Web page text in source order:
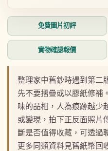
互
動
窗
多
媒
體
檔
案
1
免費圖片初評
實物確認報價
整理家中舊鈔時遇到第二
先不要摺疊或以膠紙修補
味的品相，人為痕跡越少
或變現，拍下正反面照片
斷是否值得收藏，可透過
更多同類資料見舊紙幣回